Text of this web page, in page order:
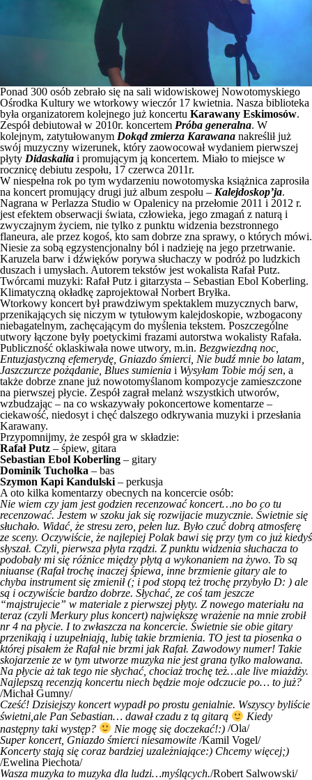
Ponad 300 osób zebrało się na sali widowiskowej Nowotomyskiego
Ośrodka Kultury we wtorkowy wieczór 17 kwietnia. Nasza biblioteka
była organizatorem kolejnego już koncertu Karawany Eskimosów.
Zespół debiutował w 2010r. koncertem Próba generalna. W
kolejnym, zatytułowanym Dokąd zmierza Karawana nakreślił już
swój muzyczny wizerunek, który zaowocował wydaniem pierwszej
płyty Didaskalia i promującym ją koncertem. Miało to miejsce w
rocznicę debiutu zespołu, 17 czerwca 2011r.
W niespełna rok po tym wydarzeniu nowotomyska książnica zaprosiła
na koncert promujący drugi już album zespołu – Kalejdoskop’ja.
Nagrana w Perlazza Studio w Opalenicy na przełomie 2011 i 2012 r.
jest efektem obserwacji świata, człowieka, jego zmagań z naturą i
zwyczajnym życiem, nie tylko z punktu widzenia bezstronnego
flaneura, ale przez kogoś, kto sam dobrze zna sprawy, o których mówi.
Niesie za sobą egzystencjonalny ból i nadzieję na jego przetrwanie.
Karuzela barw i dźwięków porywa słuchaczy w podróż po ludzkich
duszach i umysłach. Autorem tekstów jest wokalista Rafał Putz.
Twórcami muzyki: Rafał Putz i gitarzysta – Sebastian Ebol Koberling.
Klimatyczną okładkę zaprojektował Norbert Bryłka.
Wtorkowy koncert był prawdziwym spektaklem muzycznych barw,
przenikających się niczym w tytułowym kalejdoskopie, wzbogacony
niebagatelnym, zachęcającym do myślenia tekstem. Poszczególne
utwory łączone były poetyckimi frazami autorstwa wokalisty Rafała.
Publiczność oklaskiwała nowe utwory, m.in. Bezgwiezdną noc,
Entuzjastyczną efemerydę, Gniazdo śmierci, Nie budź mnie bo latam,
Jaszczurcze pożądanie, Blues sumienia i Wysyłam Tobie mój sen, a
także dobrze znane już nowotomyślanom kompozycje zamieszczone
na pierwszej płycie. Zespół zagrał melanż wszystkich utworów,
wzbudzając – na co wskazywały pokoncertowe komentarze –
ciekawość, niedosyt i chęć dalszego odkrywania muzyki i przesłania
Karawany.
Przypomnijmy, że zespół gra w składzie:
Rafał Putz – śpiew, gitara
Sebastian Ebol Koberling – gitary
Dominik Tuchołka – bas
Szymon Kapi Kandulski – perkusja
A oto kilka komentarzy obecnych na koncercie osób:
Nie wiem czy jam jest godzien recenzować koncert…no bo co tu
recenzować. Jestem w szoku jak się rozwijacie muzycznie. Świetnie się
słuchało. Widać, że stresu zero, pełen luz. Było czuć dobrą atmosferę
ze sceny. Oczywiście, że najlepiej Polak bawi się przy tym co już kiedyś
słyszał. Czyli, pierwsza płyta rządzi. Z punktu widzenia słuchacza to
podobały mi się różnice między płytą a wykonaniem na żywo. To są
niuanse (Rafał trochę inaczej śpiewa, inne brzmienie gitary ale to
chyba instrument się zmienił (; i pod stopą też trochę przybyło D: ) ale
są i oczywiście bardzo dobrze. Słychać, ze coś tam jeszcze
“majstrujecie” w materiale z pierwszej płyty. Z nowego materiału na
teraz (czyli Merkury plus koncert) największe wrażenie na mnie zrobił
nr 4 na płycie. I to zwłaszcza na koncercie. Świetnie sie obie gitary
przenikają i uzupełniają, lubię takie brzmienia. TO jest ta piosenka o
której pisałem że Rafał nie brzmi jak Rafał. Zawodowy numer! Takie
skojarzenie ze w tym utworze muzyka nie jest grana tylko malowana.
Na płycie aż tak tego nie słychać, chociaż trochę też…ale live miażdży.
Najlepszą recenzją koncertu niech będzie moje odczucie po… to już?
/Michał Gumny/
Cześć! Dzisiejszy koncert wypadł po prostu genialnie. Wszyscy byliście
świetni,ale Pan Sebastian… dawał czadu z tą gitarą
Kiedy
następny taki występ?
Nie mogę się doczekać!:)/Ola/
Super koncert, Gniazdo śmierci niesamowite /Kamil Vogel/
Koncerty stają się coraz bardziej uzależniające:) Chcemy więcej;)
/Ewelina Piechota/
Wasza muzyka to muzyka dla ludzi…myślących./Robert Salwowski/